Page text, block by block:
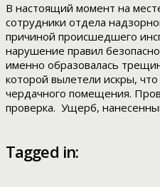
В настоящий момент на
сотрудники отдела
причиной происшедшего
нарушение правил
именно образовалась
которой вылетели искры,
чердачного помещения.
проверка. Ущерб,
Tagged in: